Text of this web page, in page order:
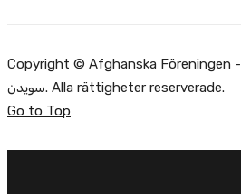
Copyright © Afghanska Föreningen - انجمن افغانها در
سویدن. Alla rättigheter reserverade.
Go to Top